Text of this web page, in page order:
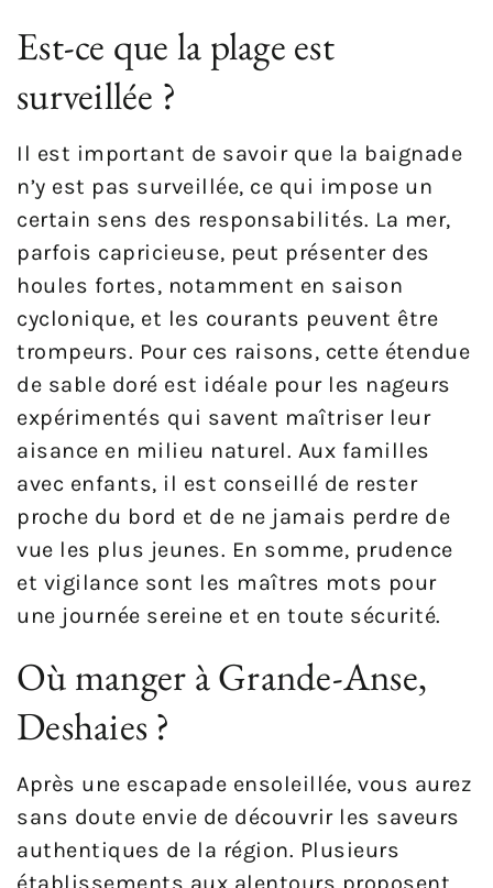
Est-ce que la plage est
surveillée ?
Il est important de savoir que la baignade
n’y est pas surveillée, ce qui impose un
certain sens des responsabilités. La mer,
parfois capricieuse, peut présenter des
houles fortes, notamment en saison
cyclonique, et les courants peuvent être
trompeurs. Pour ces raisons, cette étendue
de sable doré est idéale pour les nageurs
expérimentés qui savent maîtriser leur
aisance en milieu naturel. Aux familles
avec enfants, il est conseillé de rester
proche du bord et de ne jamais perdre de
vue les plus jeunes. En somme, prudence
et vigilance sont les maîtres mots pour
une journée sereine et en toute sécurité.
Où manger à Grande-Anse,
Deshaies ?
Après une escapade ensoleillée, vous aurez
sans doute envie de découvrir les saveurs
authentiques de la région. Plusieurs